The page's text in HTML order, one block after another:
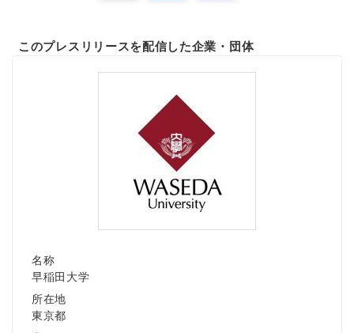
このプレスリリースを配信した企業・団体
名称
早稲田大学
所在地
東京都